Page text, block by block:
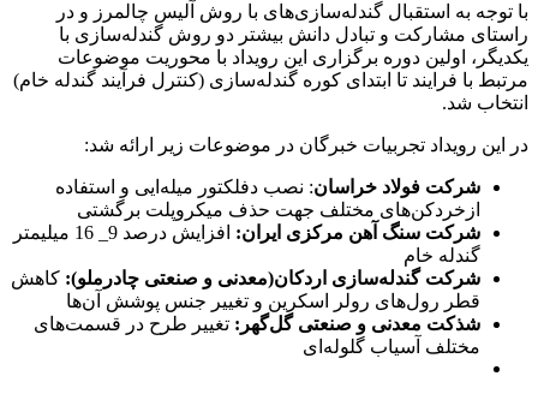
با توجه به استقبال گندله‌سازی‌های با روش آلیس چالمرز و در
راستای مشارکت و تبادل دانش بیشتر دو روش گندله‌سازی با
یکدیگر، اولین دوره برگزاری این رویداد با محوریت موضوعات
مرتبط با فرایند تا ابتدای کوره گندله‌سازی (کنترل فرآیند گندله خام)
انتخاب شد.
در این رویداد تجربیات خبرگان در موضوعات زیر ارائه شد:
شرکت فولاد خراسان: نصب‌ دفلکتور ‌میله‌ایی‌ و ‌استفاده
‌از‌خردکن‌های ‌مختلف‌ جهت‌ حذف ‌میکروپلت‌ برگشتی
شرکت سنگ آهن مرکزی ایران:
افزایش ‌درصد ‌9_ 16 میلیمتر‌
گندله ‌خام
شرکت گندله‌سازی اردکان(معدنی و صنعتی چادرملو): کاهش
‌قطر ‌رول‌های ‌رولر ‌اسکرین ‌و‌ تغییر‌ جنس ‌پوشش ‌آن‌ها
شذکت معدنی و صنعتی گل‌گهر: تغییر طرح در قسمت‌های
مختلف آسیاب گلوله‌ای